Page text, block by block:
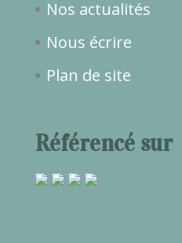
Nos actualités
Nous écrire
Plan de site
Référencé sur